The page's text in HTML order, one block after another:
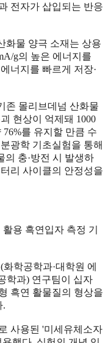
전자가 삽입되는 반응
화물 양극 소재는 상용
g의 높은 에너지를
너지를 빠르게 저장·
존 몰리브데넘 산화물
현상이 억제돼 1000
를 유지할 만큼 수
광학 기초실험을 통해
의 충·방전 시 발생하
리 사이클의 안정성을
용 흑연입자 측정 기
학공학과·대학원 에
학과) 연구팀이 십자
흑연 활물질의 형상을
.
사용된 '미세유체소자